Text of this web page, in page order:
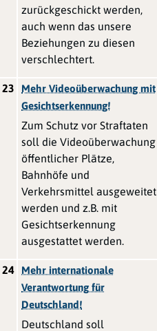
zurückgeschickt werden,
auch wenn das unsere
Beziehungen zu diesen
verschlechtert.
23
Mehr Videoüberwachung mit
Gesichtserkennung!
Zum Schutz vor Straftaten
soll die Videoüberwachung
öffentlicher Plätze,
Bahnhöfe und
Verkehrsmittel ausgeweitet
werden und z.B. mit
Gesichtserkennung
ausgestattet werden.
24
Mehr internationale
Verantwortung für
Deutschland!
Deutschland soll